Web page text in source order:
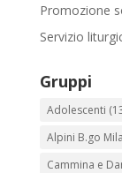
Promozione
Servizio
Gruppi
Adolescenti
Alpini B.go
Cammina e